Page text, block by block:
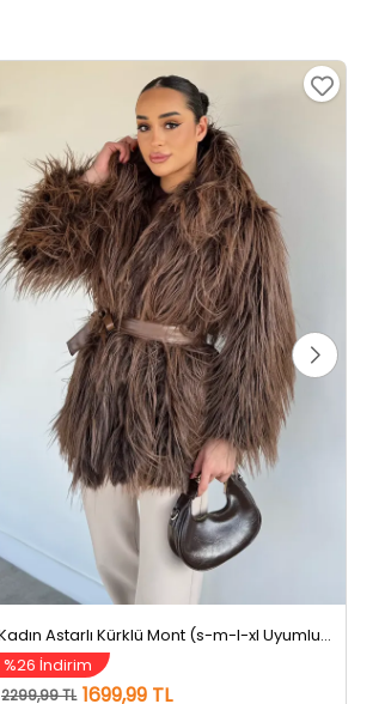
%26 İndirim
2299,99 TL 1699,99 TL